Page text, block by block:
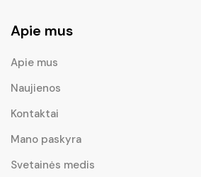
Apie mus
Apie mus
Naujienos
Kontaktai
Mano paskyra
Svetainės medis